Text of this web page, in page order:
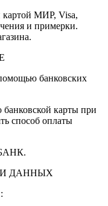
картой МИР, Visa,
и примерки.
банковских
карты при
способ оплаты
ДАННЫХ